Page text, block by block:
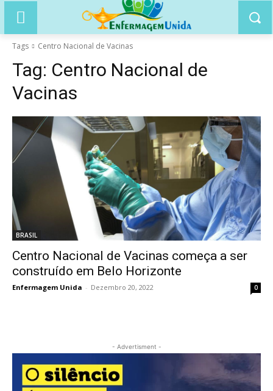
Tags Centro Nacional de Vacinas
Tag: Centro Nacional de
Vacinas
BRASIL
Centro Nacional de Vacinas começa a ser
construído em Belo Horizonte
Enfermagem Unida - Dezembro 20, 2022 0
- Advertisment -